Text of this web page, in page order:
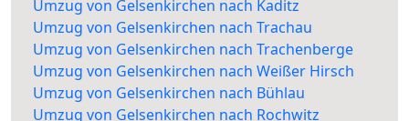
Umzug von Gelsenkirchen nach Kaditz
Umzug von Gelsenkirchen nach Trachau
Umzug von Gelsenkirchen nach Trachenberge
Umzug von Gelsenkirchen nach Weißer Hirsch
Umzug von Gelsenkirchen nach Bühlau
Umzug von Gelsenkirchen nach Rochwitz